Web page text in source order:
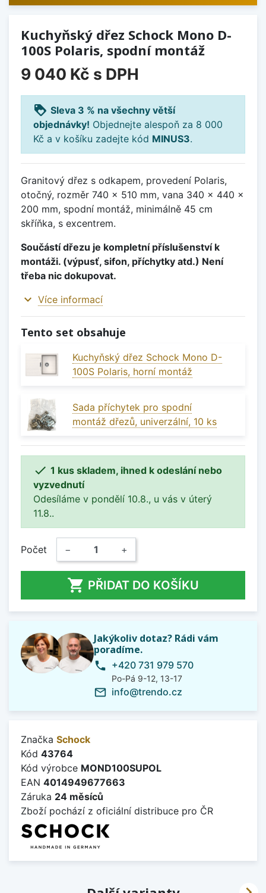
Kuchyňský dřez Schock Mono D-
100S Polaris, spodní montáž
9 040 Kč s DPH
loyalty Sleva 3 % na všechny větší
objednávky! Objednejte alespoň za 8 000
Kč a v košíku zadejte kód MINUS3.
Granitový dřez s odkapem, provedení Polaris,
otočný, rozměr 740 x 510 mm, vana 340 x 440 x
200 mm, spodní montáž, minimálně 45 cm
skříňka, s excentrem.
Součástí dřezu je kompletní příslušenství k
montáži. (výpusť, sifon, příchytky atd.) Není
třeba nic dokupovat.
expand_more Více informací
Tento set obsahuje
Kuchyňský dřez Schock Mono D-
100S Polaris, horní montáž
Sada příchytek pro spodní
montáž dřezů, univerzální, 10 ks
 1 kus skladem, ihned k odeslání nebo
vyzvednutí
Odesíláme v pondělí 10.8., u vás v úterý
11.8..
Počet − +
 PŘIDAT DO KOŠÍKU
Jakýkoliv dotaz? Rádi vám
poradíme.
phone +420 731 979 570
Po-Pá 9-12, 13-17
mail_outline info@trendo.cz
Značka Schock
Kód 43764
Kód výrobce MOND100SUPOL
EAN 4014949677663
Záruka 24 měsíců
Zboží pochází z oficiální distribuce pro ČR